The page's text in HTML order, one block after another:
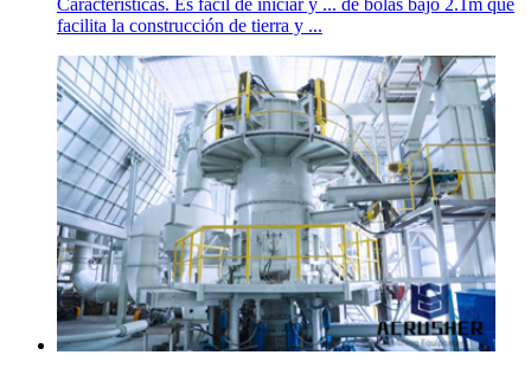
facilita la construcción de tierra y ...